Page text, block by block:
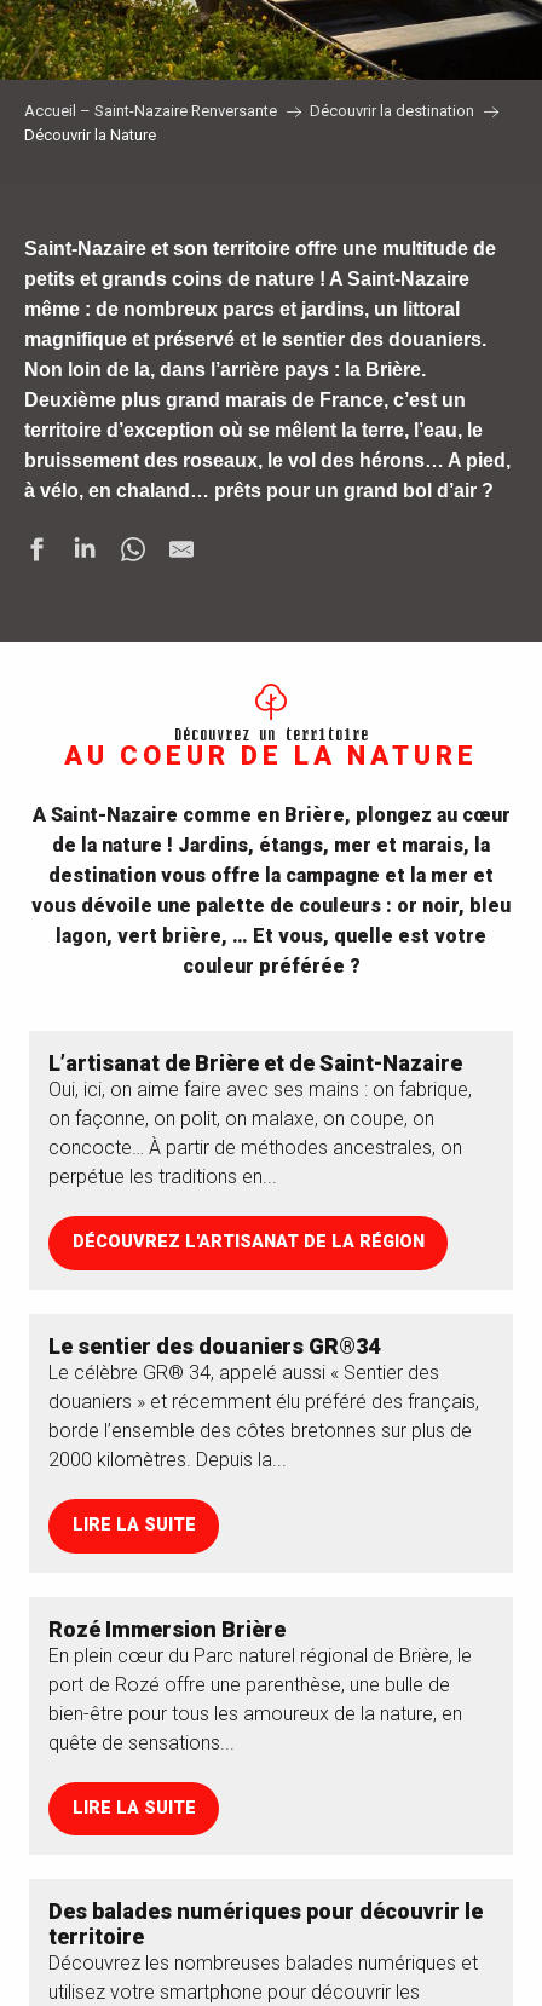
Accueil – Saint-Nazaire Renversante
Découvrir la destination
Découvrir la Nature
Saint-Nazaire et son territoire offre une multitude de
petits et grands coins de nature ! A Saint-Nazaire
même : de nombreux parcs et jardins, un littoral
magnifique et préservé et le sentier des douaniers.
Non loin de la, dans l’arrière pays : la Brière.
Deuxième plus grand marais de France, c’est un
territoire d’exception où se mêlent la terre, l’eau, le
bruissement des roseaux, le vol des hérons… A pied,
à vélo, en chaland… prêts pour un grand bol d’air ?
Découvrez un territoire
AU COEUR DE LA NATURE
A Saint-Nazaire comme en Brière, plongez au cœur
de la nature ! Jardins, étangs, mer et marais, la
destination vous offre la campagne et la mer et
vous dévoile une palette de couleurs : or noir, bleu
lagon, vert brière, … Et vous, quelle est votre
couleur préférée ?
L’artisanat de Brière et de Saint-Nazaire
Oui, ici, on aime faire avec ses mains : on fabrique,
on façonne, on polit, on malaxe, on coupe, on
concocte… À partir de méthodes ancestrales, on
perpétue les traditions en...
DÉCOUVREZ L'ARTISANAT DE LA RÉGION
Le sentier des douaniers GR®34
Le célèbre GR® 34, appelé aussi « Sentier des
douaniers » et récemment élu préféré des français,
borde l’ensemble des côtes bretonnes sur plus de
2000 kilomètres. Depuis la...
LIRE LA SUITE
Rozé Immersion Brière
En plein cœur du Parc naturel régional de Brière, le
port de Rozé offre une parenthèse, une bulle de
bien-être pour tous les amoureux de la nature, en
quête de sensations...
LIRE LA SUITE
Des balades numériques pour découvrir le
territoire
Découvrez les nombreuses balades numériques et
utilisez votre smartphone pour découvrir les